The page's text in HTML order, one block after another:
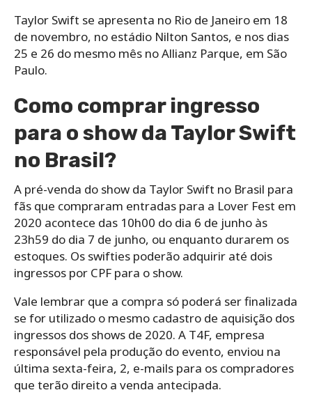
Taylor Swift se apresenta no Rio de Janeiro em 18
de novembro, no estádio Nilton Santos, e nos dias
25 e 26 do mesmo mês no Allianz Parque, em São
Paulo.
Como comprar ingresso
para o show da Taylor Swift
no Brasil?
A pré-venda do show da Taylor Swift no Brasil para
fãs que compraram entradas para a Lover Fest em
2020 acontece das 10h00 do dia 6 de junho às
23h59 do dia 7 de junho, ou enquanto durarem os
estoques. Os swifties poderão adquirir até dois
ingressos por CPF para o show.
Vale lembrar que a compra só poderá ser finalizada
se for utilizado o mesmo cadastro de aquisição dos
ingressos dos shows de 2020. A T4F, empresa
responsável pela produção do evento, enviou na
última sexta-feira, 2, e-mails para os compradores
que terão direito a venda antecipada.